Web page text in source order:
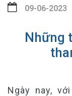
09-06-2023
Những
Ngày nay,